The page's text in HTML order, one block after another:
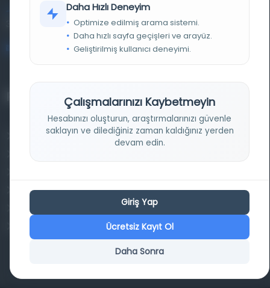
Entertech Ofis: 322 İstanbul Ün. Avcılar Kampüsü Avcılar,
34320 İstanbul
bilgi@osmanlica.com
Projelerimiz
Osmanlica.com
Kazakça Metin Sıklık Analizi
Transkripsiyon Alfabesi Çevirisi
Tarihi Dokümanlarda Görüntü İyileştirilmesi
Daha Hızlı Deneyim
Optimize edilmiş arama sistemi.
Daha hızlı sayfa geçişleri ve arayüz.
Geliştirilmiş kullanıcı deneyimi.
Çalışmalarınızı Kaybetmeyin
Hesabınızı oluşturun, araştırmalarınızı güvenle
saklayın ve dilediğiniz zaman kaldığınız yerden
devam edin.
Giriş Yap
Ücretsiz Kayıt Ol
Daha Sonra